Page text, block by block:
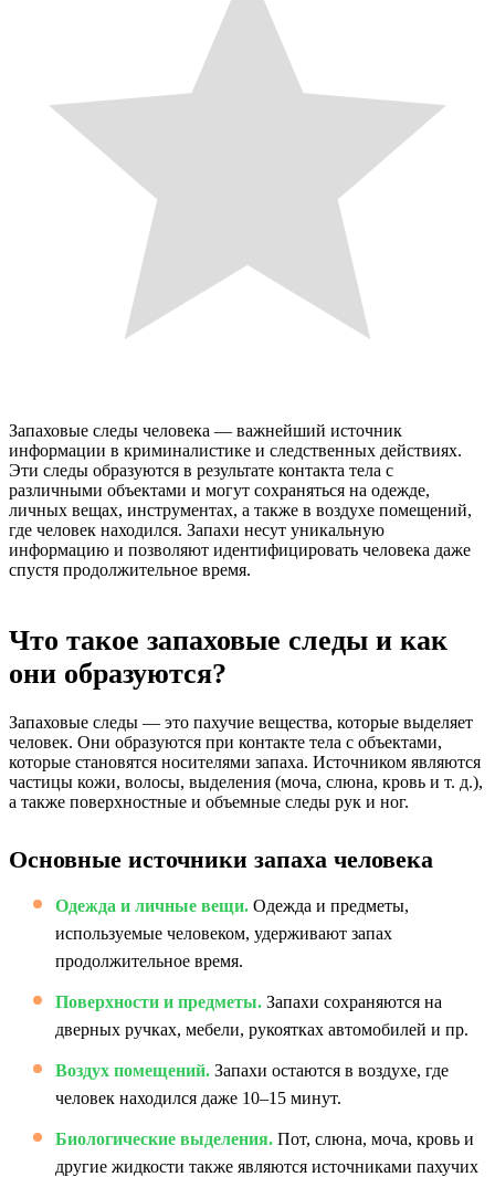
Запаховые следы человека — важнейший источник
информации в криминалистике и следственных действиях.
Эти следы образуются в результате контакта тела с
различными объектами и могут сохраняться на одежде,
личных вещах, инструментах, а также в воздухе помещений,
где человек находился. Запахи несут уникальную
информацию и позволяют идентифицировать человека даже
спустя продолжительное время.
Что такое запаховые следы и как
они образуются?
Запаховые следы — это пахучие вещества, которые выделяет
человек. Они образуются при контакте тела с объектами,
которые становятся носителями запаха. Источником являются
частицы кожи, волосы, выделения (моча, слюна, кровь и т. д.),
а также поверхностные и объемные следы рук и ног.
Основные источники запаха человека
Одежда и личные вещи. Одежда и предметы,
используемые человеком, удерживают запах
продолжительное время.
Поверхности и предметы. Запахи сохраняются на
дверных ручках, мебели, рукоятках автомобилей и пр.
Воздух помещений. Запахи остаются в воздухе, где
человек находился даже 10–15 минут.
Биологические выделения. Пот, слюна, моча, кровь и
другие жидкости также являются источниками пахучих